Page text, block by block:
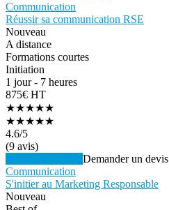
Communication
Réussir sa communication RSE
Nouveau
A distance
Formations courtes
Initiation
1 jour - 7 heures
875€ HT
★★★★★
★★★★★
4.6/5
(9 avis)
Demander un devis
Communication
S'initier au Marketing Responsable
Nouveau